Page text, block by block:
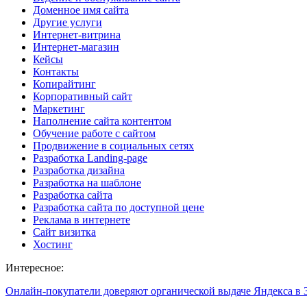
Доменное имя сайта
Другие услуги
Интернет-витрина
Интернет-магазин
Кейсы
Контакты
Копирайтинг
Корпоративный сайт
Маркетинг
Наполнение сайта контентом
Обучение работе с сайтом
Продвижение в социальных сетях
Разработка Landing-page
Разработка дизайна
Разработка на шаблоне
Разработка сайта
Разработка сайта по доступной цене
Реклама в интернете
Сайт визитка
Хостинг
Интересное:
Онлайн-покупатели доверяют органической выдаче Яндекса